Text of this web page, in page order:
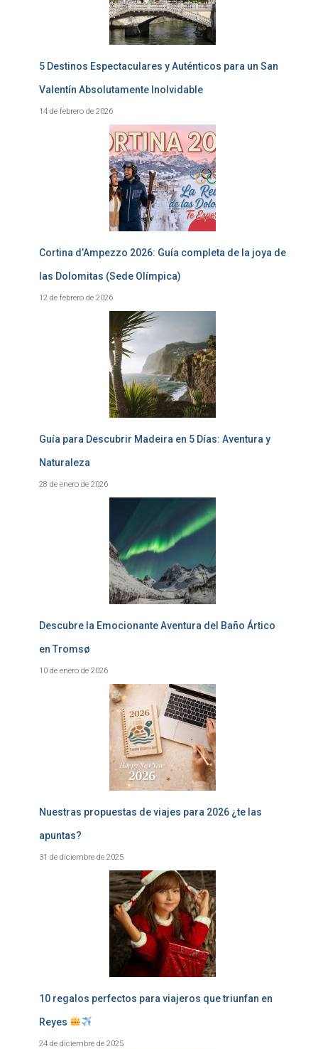
5 Destinos Espectaculares y Auténticos para un San
Valentín Absolutamente Inolvidable
14 de febrero de 2026
Cortina d’Ampezzo 2026: Guía completa de la joya de
las Dolomitas (Sede Olímpica)
12 de febrero de 2026
Guía para Descubrir Madeira en 5 Días: Aventura y
Naturaleza
28 de enero de 2026
Descubre la Emocionante Aventura del Baño Ártico
en Tromsø
10 de enero de 2026
Nuestras propuestas de viajes para 2026 ¿te las
apuntas?
31 de diciembre de 2025
10 regalos perfectos para viajeros que triunfan en
Reyes
24 de diciembre de 2025